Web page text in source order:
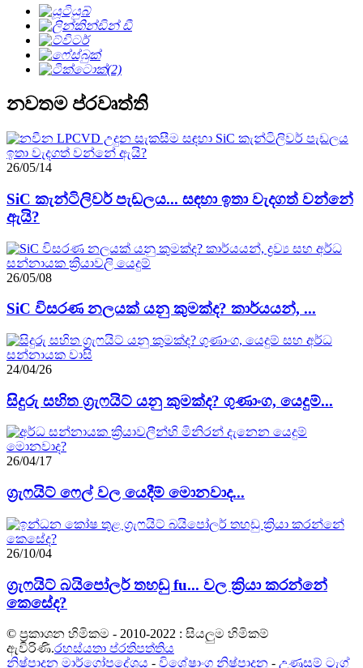
නවතම ප්රවෘත්ති
26/05/14
SiC කැන්ටිලිවර් පැඩලය... සඳහා ඉතා වැදගත් වන්නේ
ඇයි?
26/05/08
SiC විසරණ නලයක් යනු කුමක්ද? කාර්යයන්, ...
24/04/26
සිදුරු සහිත ග්‍රැෆයිට් යනු කුමක්ද? ගුණාංග, යෙදුම්...
26/04/17
ග්‍රැෆයිට් ෆෙල් වල යෙදීම් මොනවාද...
26/10/04
ග්‍රැෆයිට් බයිපෝලර් තහඩු fu... වල ක්‍රියා කරන්නේ
කෙසේද?
© ප්‍රකාශන හිමිකම - 2010-2022 : සියලුම හිමිකම්
ඇවිරිණි.රහස්යතා ප්රතිපත්තිය
නිෂ්පාදන මාර්ගෝපදේශය - විශේෂාංග නිෂ්පාදන - උණුසුම් ටැග්